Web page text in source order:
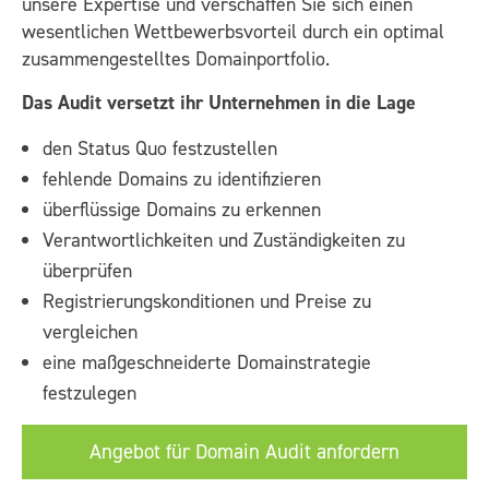
wesentlichen Wettbewerbsvorteil durch ein optimal
zusammengestelltes Domainportfolio.
Das Audit versetzt ihr Unternehmen in die Lage
den Status Quo festzustellen
fehlende Domains zu identifizieren
überflüssige Domains zu erkennen
Verantwortlichkeiten und Zuständigkeiten zu
überprüfen
Registrierungskonditionen und Preise zu
vergleichen
eine maßgeschneiderte Domainstrategie
festzulegen
Angebot für Domain Audit anfordern